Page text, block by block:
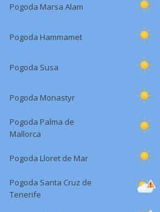
Pogoda Marsa Alam
Pogoda Hammamet
Pogoda Susa
Pogoda Monastyr
Pogoda Palma de
Mallorca
Pogoda Lloret de Mar
Pogoda Santa Cruz de
Tenerife